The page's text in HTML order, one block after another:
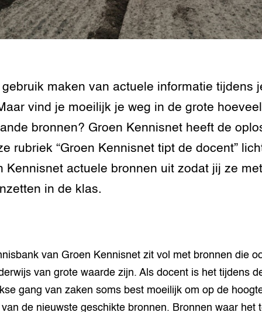
maken van actuele informatie tijdens
vind je moeilijk je weg in de grote
bronnen? Groen Kennisnet heeft de
rubriek “Groen Kennisnet tipt de docent”
Kennisnet actuele bronnen uit zodat jij ze
in de klas.
van Groen Kennisnet zit vol met bronnen die
van grote waarde zijn. Als docent is het tijdens
gang van zaken soms best moeilijk om op de
de nieuwste geschikte bronnen. Bronnen waar het